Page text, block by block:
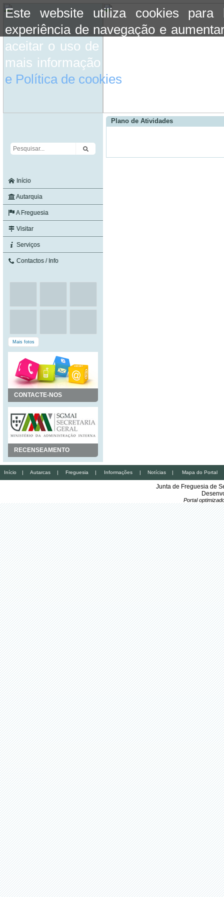
Este website utiliza cookies para
experiência de navegação e
aceitar o uso de cookies basta
mais informação consulte a
e Política de cookies
Início
Autarquia
A Freguesia
Visitar
Serviços
Contactos / Info
Mais fotos
CONTACTE-NOS
RECENSEAMENTO
Plano de Atividades
Início | Autarcas | Freguesia | Informações | Notícias | Mapa do Portal
Junta de Freguesia de
Portal